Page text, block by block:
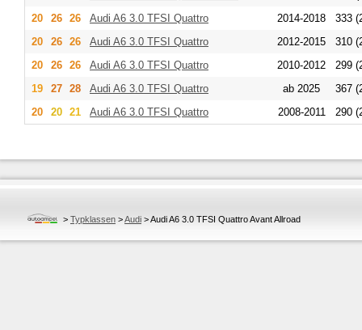
20
26 26 Audi A6 3.0 TFSI Quattro 2014-2018
333
20
26 26 Audi A6 3.0 TFSI Quattro 2012-2015
310
20
26 26 Audi A6 3.0 TFSI Quattro 2010-2012
299
19
27 28 Audi A6 3.0 TFSI Quattro ab 2025
367
20
20 21 Audi A6 3.0 TFSI Quattro 2008-2011 290
> Typklassen >Audi >Audi A6 3.0 TFSI Quattro Avant Allroad